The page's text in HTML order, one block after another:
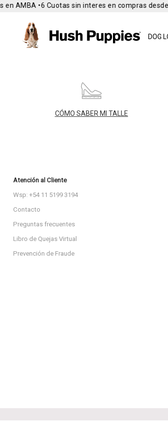
DOG
AMBA • 6 Cuotas sin interes en compras desde
CÓMO SABER MI TALLE
Atención al Cliente
Wsp: +54 11 5199 3194
Contacto
Preguntas frecuentes
Libro de Quejas Virtual
Prevención de Fraude